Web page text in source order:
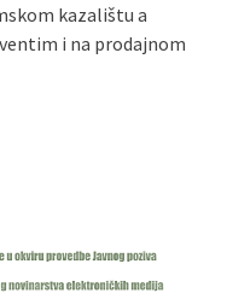
kazalištu a
i na prodajnom